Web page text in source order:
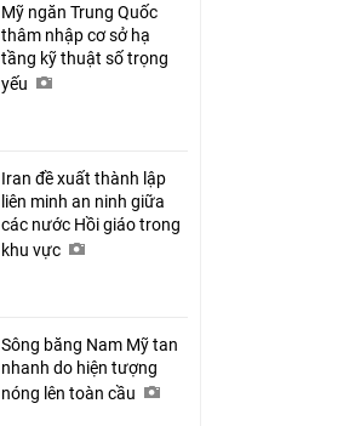
Mỹ ngăn Trung Quốc
thâm nhập cơ sở hạ
tầng kỹ thuật số trọng
yếu
Iran đề xuất thành lập
liên minh an ninh giữa
các nước Hồi giáo trong
khu vực
Sông băng Nam Mỹ tan
nhanh do hiện tượng
nóng lên toàn cầu